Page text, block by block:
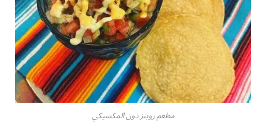
مطعم روبنز دون المكسيكي